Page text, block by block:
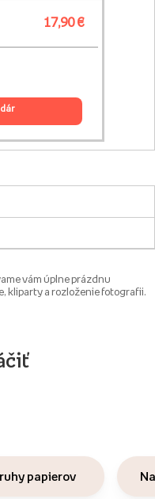
17,90 €
vám úplne prázdnu
kliparty a rozloženie fotografii.
papierov